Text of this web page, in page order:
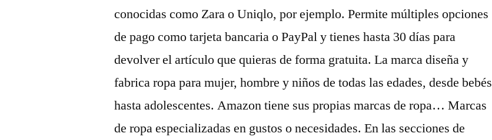
conocidas como Zara o Uniqlo, por ejemplo. Permite múltiples opciones
de pago como tarjeta bancaria o PayPal y tienes hasta 30 días para
devolver el artículo que quieras de forma gratuita. La marca diseña y
fabrica ropa para mujer, hombre y niños de todas las edades, desde bebés
hasta adolescentes. Amazon tiene sus propias marcas de ropa… Marcas
de ropa especializadas en gustos o necesidades. En las secciones de